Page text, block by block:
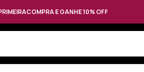
E GANHE 10% OFF